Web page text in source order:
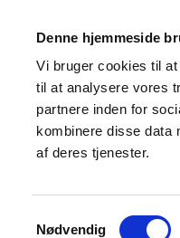
Denne hjemmeside
Vi bruger cookies til
til at analysere vores
partnere inden for
kombinere disse data
af deres tjenester.
Samtykkevalg
Nødvendig
og